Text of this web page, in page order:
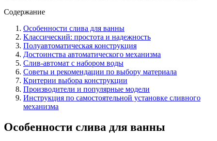
Содержание
Особенности слива для ванны
Классический: простота и надежность
Полуавтоматическая конструкция
Достоинства автоматического механизма
Слив-автомат с набором воды
Советы и рекомендации по выбору материала
Критерии выбора конструкции
Производители и популярные модели
Инструкция по самостоятельной установке сливного
механизма
Особенности слива для ванны